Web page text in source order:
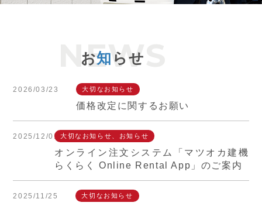
お知 らせ
2026/03/23 大切なお知らせ
価格改定に関するお願い
2025/12/01 大切なお知らせ、お知らせ
オンライン注文システム「マツオカ建機
らくらく Online Rental App」のご案内
2025/11/25 大切なお知らせ